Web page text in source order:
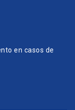
en casos de